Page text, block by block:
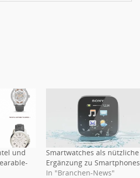
und
Smartwatches als nützliche
Ergänzung zu Smartphones
In "Branchen-News"